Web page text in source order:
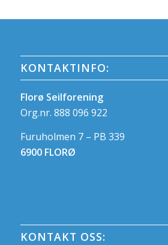
KONTAKTINFO:
Florø Seilforening
Org.nr. 888 096 922
Furuholmen 7 – PB 339
6900 FLORØ
KONTAKT OSS: